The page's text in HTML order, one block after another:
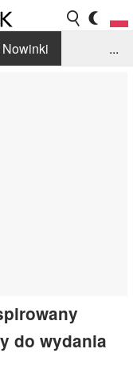
Nowinki
...
do wydania